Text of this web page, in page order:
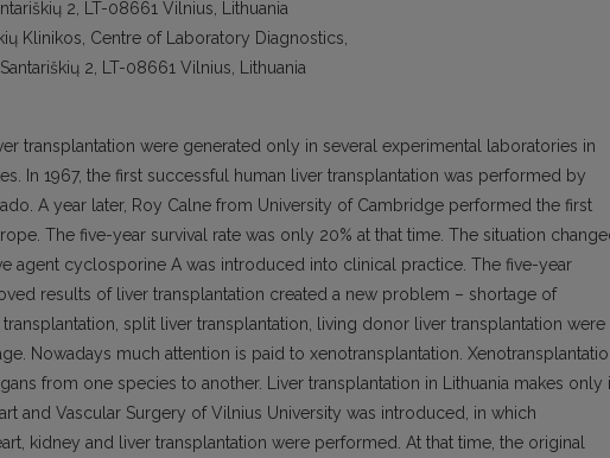
2, LT-08661 Vilnius, Lithuania
Klinikos, Centre of Laboratory Diagnostics,
2, LT-08661 Vilnius, Lithuania
transplantation were generated only in several experimental laboratories in
In 1967, the first successful human liver transplantation was performed by
A year later, Roy Calne from University of Cambridge performed the first
The five-year survival rate was only 20% at that time. The situation
agent cyclosporine A was introduced into clinical practice. The five-year
results of liver transplantation created a new problem – shortage of
split liver transplantation, living donor liver transplantation were
Nowadays much attention is paid to xenotransplantation.
from one species to another. Liver transplantation in Lithuania makes only
and Vascular Surgery of Vilnius University was introduced, in which
kidney and liver transplantation were performed. At that time, the original